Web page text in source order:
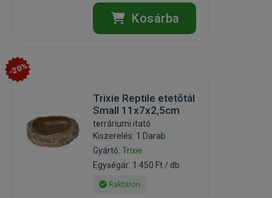
Kosárba
-20%
Trixie Reptile etetőtál
Small 11x7x2,5cm
terráriumi itató
Kiszerelés: 1 Darab
Gyártó:Trixie
Egységár: 1 450 Ft / db
Raktáron